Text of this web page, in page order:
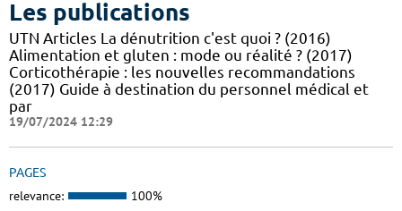
Les publications
UTN Articles La dénutrition c'est quoi ? (2016)
Alimentation et gluten : mode ou réalité ? (2017)
Corticothérapie : les nouvelles recommandations
(2017) Guide à destination du personnel médical et
par
19/07/2024 12:29
PAGES
relevance: 100%